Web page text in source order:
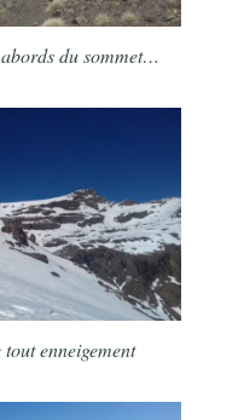
du sommet…
enneigement